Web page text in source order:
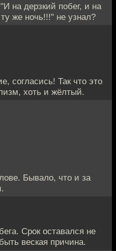
на дерзкий побег, и на
же ночь!!!" не узнал?
согласись! Так что это
хоть и жёлтый.
Бывало, что и за
Срок оставался не
веская причина.